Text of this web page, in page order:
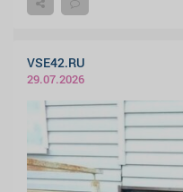
VSE42.RU
29.07.2026